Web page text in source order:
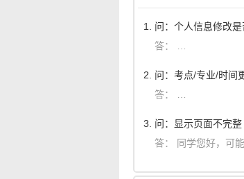
同学您好，在
2. 问：考点/专业/时间
同学您好！根
3. 问：显示页面不完整
答：
同学您好，可能是浏览器不适配，或者是显示字号不适配，您可以适当调整页面